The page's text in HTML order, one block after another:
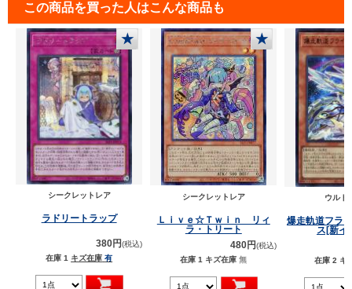
この商品を買った人はこんな商品も
★
シークレットレア
ラドリートラップ
380円(税込)
在庫 1 キズ在庫 有
★
シークレットレア
Ｌｉｖｅ☆Ｔｗｉｎ リィ
ラ・トリート
480円(税込)
在庫 1 キズ在庫 無
ウルト
爆走軌道フラ
ス[新イ
在庫 2 キ